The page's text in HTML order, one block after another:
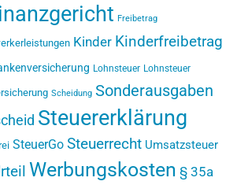
Freibetrag
Kinder Kinderfreibetrag
Lohnsteuer Lohnsteuer
Scheidung Sonderausgaben
Steuererklärung
SteuerGo Steuerrecht Umsatzsteuer
Werbungskosten § 35a